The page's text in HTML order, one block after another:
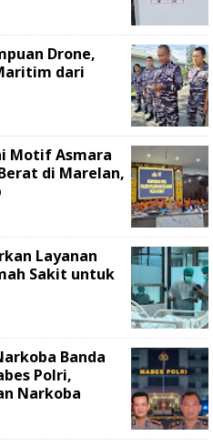
Drone,
dari
Motif Asmara
di Marelan,
Layanan
Sakit untuk
Banda
Polri,
Narkoba